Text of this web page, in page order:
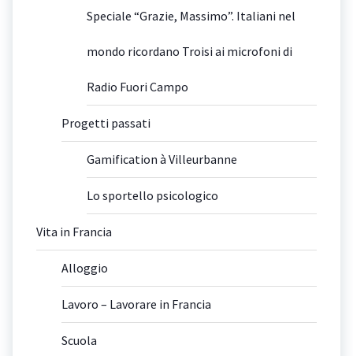
Speciale “Grazie, Massimo”. Italiani nel
mondo ricordano Troisi ai microfoni di
Radio Fuori Campo
Progetti passati
Gamification à Villeurbanne
Lo sportello psicologico
Vita in Francia
Alloggio
Lavoro – Lavorare in Francia
Scuola